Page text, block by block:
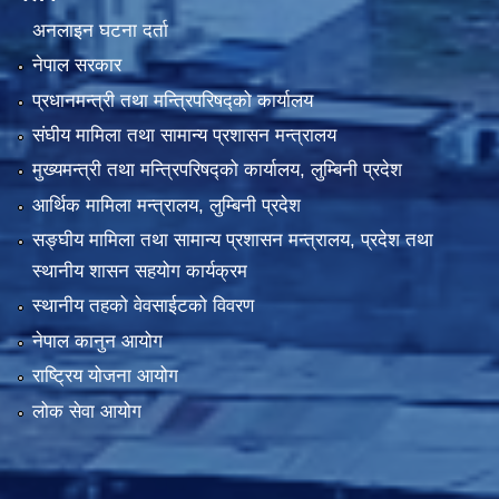
अनलाइन घटना दर्ता
नेपाल सरकार
प्रधानमन्त्री तथा मन्त्रिपरिषद्को कार्यालय
संघीय मामिला तथा सामान्य प्रशासन मन्त्रालय
मुख्यमन्त्री तथा मन्त्रिपरिषद्को कार्यालय, लुम्बिनी प्रदेश
आर्थिक मामिला मन्त्रालय, लुम्बिनी प्रदेश
सङ्घीय मामिला तथा सामान्य प्रशासन मन्त्रालय, प्रदेश तथा
स्थानीय शासन सहयोग कार्यक्रम
स्थानीय तहको वेवसाईटको विवरण
नेपाल कानुन आयोग
राष्ट्रिय योजना आयोग
लोक सेवा आयोग